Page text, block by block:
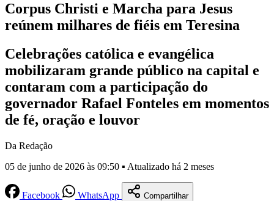
Corpus Christi e Marcha para Jesus
reúnem milhares de fiéis em Teresina
Celebrações católica e evangélica
mobilizaram grande público na capital e
contaram com a participação do
governador Rafael Fonteles em momentos
de fé, oração e louvor
Da Redação
05 de junho de 2026 às 09:50 ▪ Atualizado há 2 meses
Facebook WhatsApp Compartilhar